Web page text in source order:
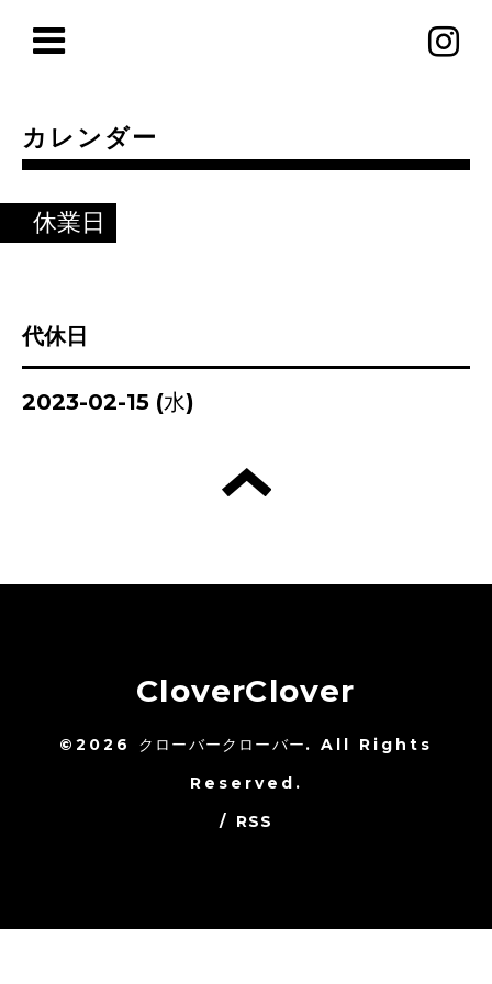
カレンダー
休業日
代休日
2023-02-15 (水)
CloverClover
©2026 クローバークローバー. All Rights
Reserved.
/ RSS